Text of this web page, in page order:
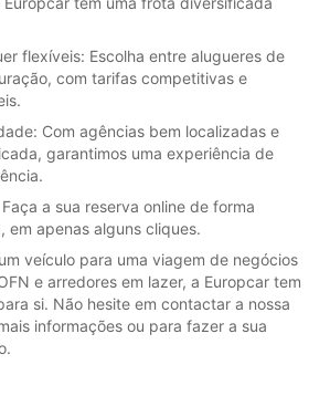
flexíveis: Escolha entre alugueres de
com tarifas competitivas e
Com agências bem localizadas e
garantimos uma experiência de
a sua reserva online de forma
em apenas alguns cliques.
veículo para uma viagem de negócios
e arredores em lazer, a Europcar tem
si. Não hesite em contactar a nossa
informações ou para fazer a sua